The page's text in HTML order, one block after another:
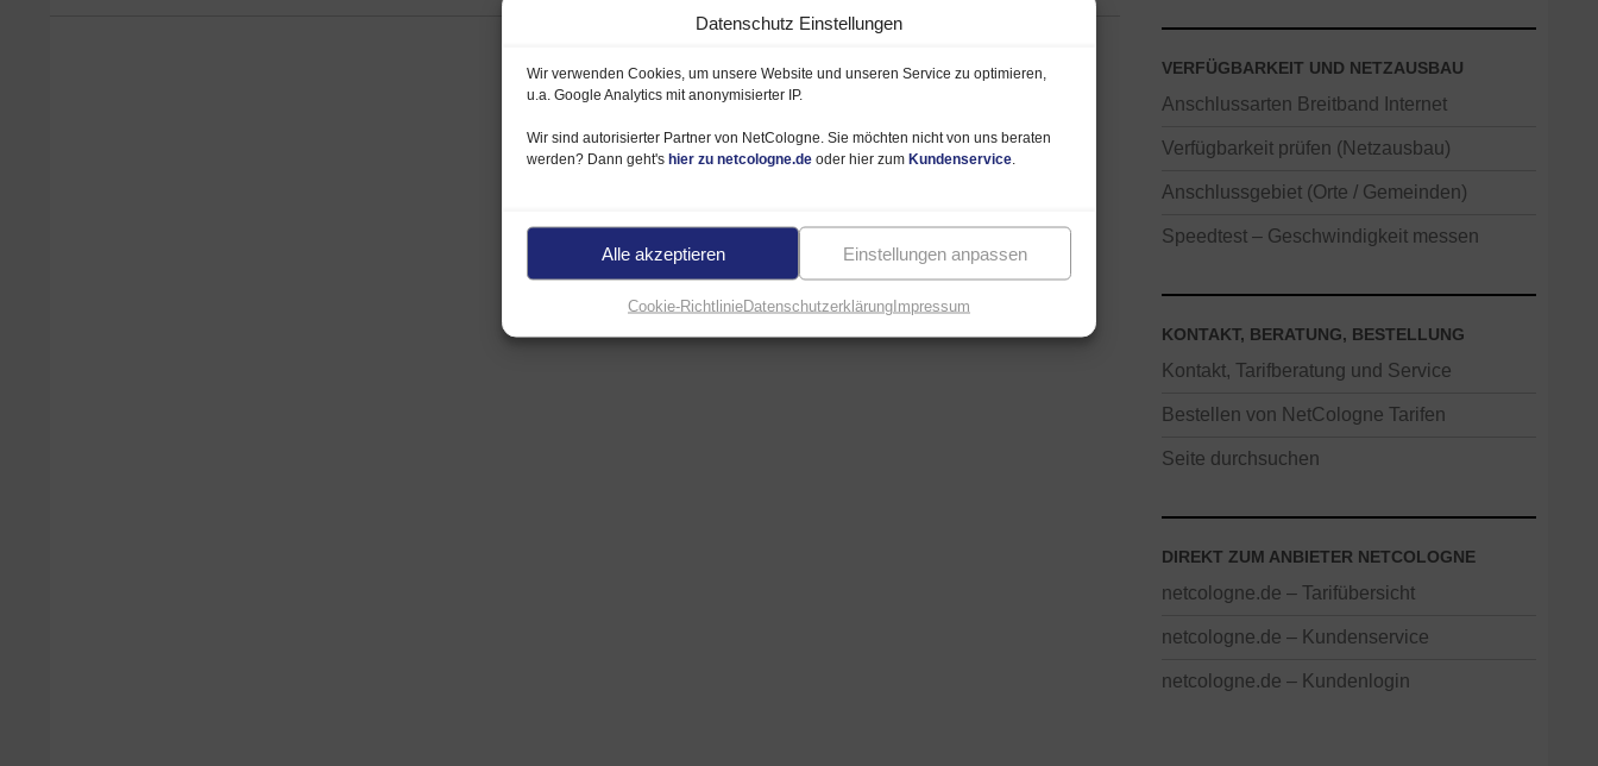
Datenschutz Einstellungen
Wir verwenden Cookies, um unsere Website und unseren Service zu optimieren,
u.a. Google Analytics mit anonymisierter IP.
Wir sind autorisierter Partner von NetCologne. Sie möchten nicht von uns beraten
werden? Dann geht's hier zu netcologne.de oder hier zum Kundenservice
Alle akzeptieren Einstellungen anpassen
Cookie-RichtlinieDatenschutzerklärungImpressum
VERFÜGBARKEIT UND NETZAUSBAU
Anschlussarten Breitband Internet
Verfügbarkeit prüfen (Netzausbau)
Anschlussgebiet (Orte / Gemeinden)
Speedtest – Geschwindigkeit messen
KONTAKT, BERATUNG, BESTELLUNG
Kontakt, Tarifberatung und Service
Bestellen von NetCologne Tarifen
Seite durchsuchen
DIREKT ZUM ANBIETER NETCOLOGNE
netcologne.de – Tarifübersicht
netcologne.de – Kundenservice
netcologne.de – Kundenlogin